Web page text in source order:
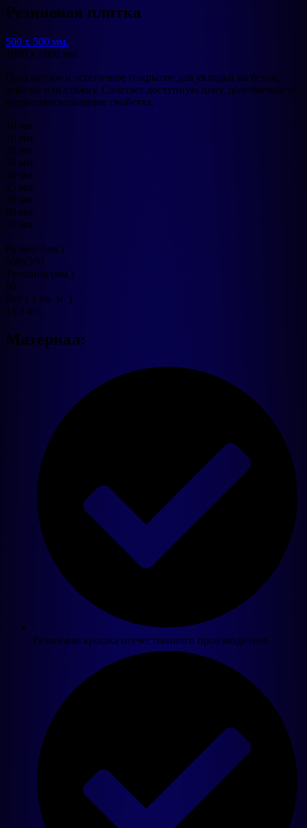
Резиновая плитка
500 х 500 мм.
1000 х 1000 мм.
Практичное и эстетичное покрытие для укладки на бетон,
асфальт или стяжку. Сочетает доступную цену, долговечность
и противоскользящие свойства.
10 мм.
16 мм.
20 мм.
30 мм.
40 мм.
45 мм.
50 мм.
60 мм.
70 мм.
Размер (мм.)
500х500
Толщина (мм.)
60
Вес ( 1 кв. м. )
15,3 кг.
Материал:
Резиновая крошка отечественного производителя